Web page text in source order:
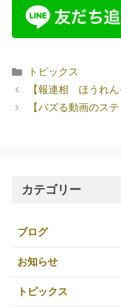
トピックス
【報連相 ほうれん
【バズる動画のステ
カテゴリー
ブログ
お知らせ
トピックス